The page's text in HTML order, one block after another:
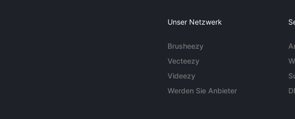
Unser Netzwerk
Brusheezy
Vecteezy
Videezy
Werden Sie Anbieter